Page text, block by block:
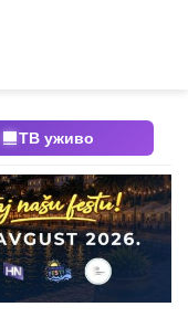
ТВ уживо